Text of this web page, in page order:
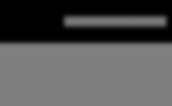
GAMES GEAR GEEK CULTURE